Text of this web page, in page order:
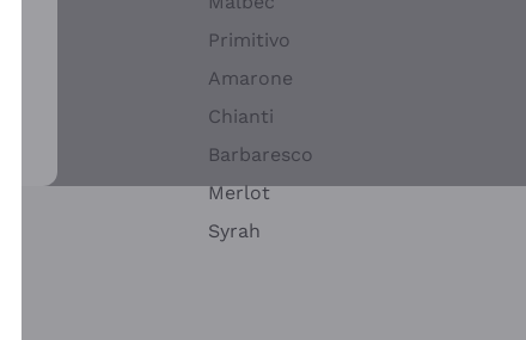
Primitivo
Amarone
Chianti
Barbaresco
Merlot
Syrah